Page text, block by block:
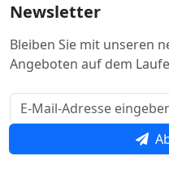
Newsletter
Bleiben Sie mit unseren
Angeboten auf dem